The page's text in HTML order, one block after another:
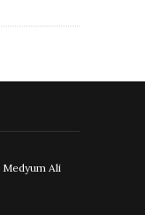
Medyum Ali